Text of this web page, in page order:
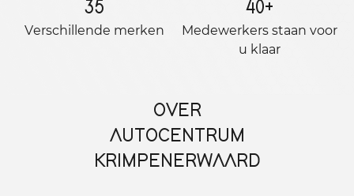
35
Verschillende merken
40+
Medewerkers staan ​​voor
u klaar
OVER
AUTOCENTRUM
KRIMPENERWAARD